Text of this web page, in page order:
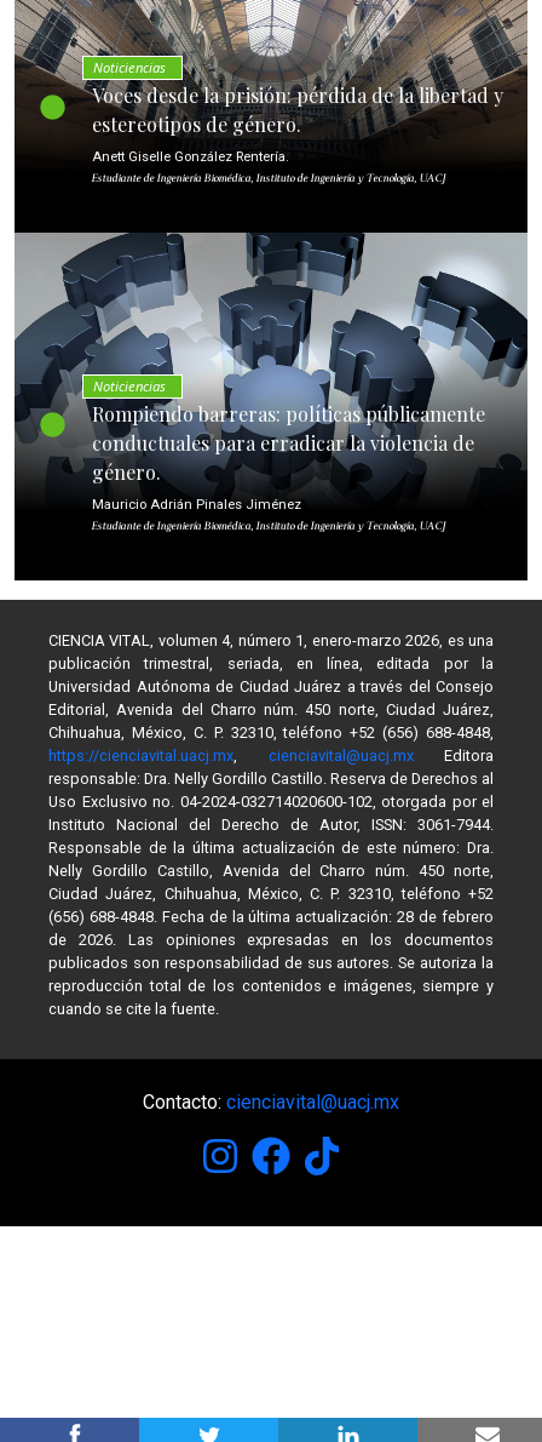
Noticiencias
Voces desde la prisión: pérdida de la libertad y
estereotipos de género.
Anett Giselle González Rentería.
Estudiante de Ingeniería Biomédica, Instituto de Ingeniería y Tecnología, UACJ
Noticiencias
Rompiendo barreras: políticas públicamente
conductuales para erradicar la violencia de
género.
Mauricio Adrián Pinales Jiménez
Estudiante de Ingeniería Biomédica, Instituto de Ingeniería y Tecnología, UACJ
CIENCIA VITAL, volumen 4, número 1, enero-marzo 2026, es una
publicación trimestral, seriada, en línea, editada por la
Universidad Autónoma de Ciudad Juárez a través del Consejo
Editorial, Avenida del Charro núm. 450 norte, Ciudad Juárez,
Chihuahua, México, C. P. 32310, teléfono +52 (656) 688-4848,
https://cienciavital.uacj.mx
cienciavital@uacj.mxEditora
responsable: Dra. Nelly Gordillo Castillo. Reserva de Derechos al
Uso Exclusivo no. 04-2024-032714020600-102, otorgada por el
Instituto Nacional del Derecho de Autor, ISSN: 3061-7944.
Responsable de la última actualización de este número: Dra.
Nelly Gordillo Castillo, Avenida del Charro núm. 450 norte,
Ciudad Juárez, Chihuahua, México, C. P. 32310, teléfono +52
(656) 688-4848. Fecha de la última actualización: 28 de febrero
de 2026. Las opiniones expresadas en los documentos
publicados son responsabilidad de sus autores. Se autoriza la
reproducción total de los contenidos e imágenes, siempre y
cuando se cite la fuente.
Contacto: cienciavital@uacj.mx